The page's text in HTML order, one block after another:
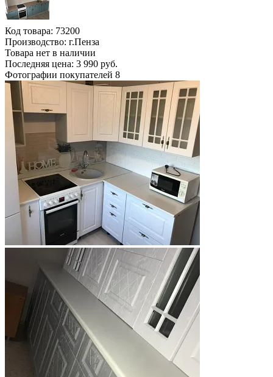
Код товара: 73200
Производство: г.Пенза
Товара нет в наличии
Последняя цена: 3 990 руб.
Фотографии покупателей 8